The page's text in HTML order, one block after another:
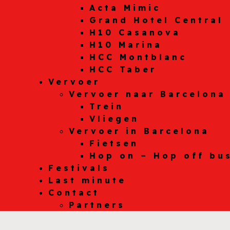
Acta Mimic
Grand Hotel Central
H10 Casanova
H10 Marina
HCC Montblanc
HCC Taber
Vervoer
Vervoer naar Barcelona
Trein
Vliegen
Vervoer in Barcelona
Fietsen
Hop on – Hop off
Festivals
Last minute
Contact
Partners